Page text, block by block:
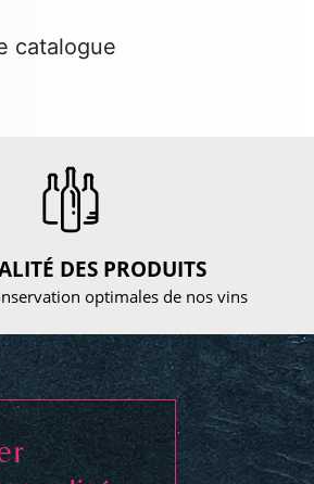
catalogue
DES PRODUITS
optimales de nos vins